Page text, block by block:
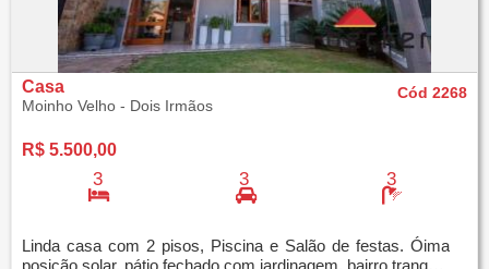
Casa
Moinho Velho - Dois Irmãos
Cód 2268
R$ 5.500,00
3 3 3
Linda casa com 2 pisos, Piscina e Salão de festas. Óima